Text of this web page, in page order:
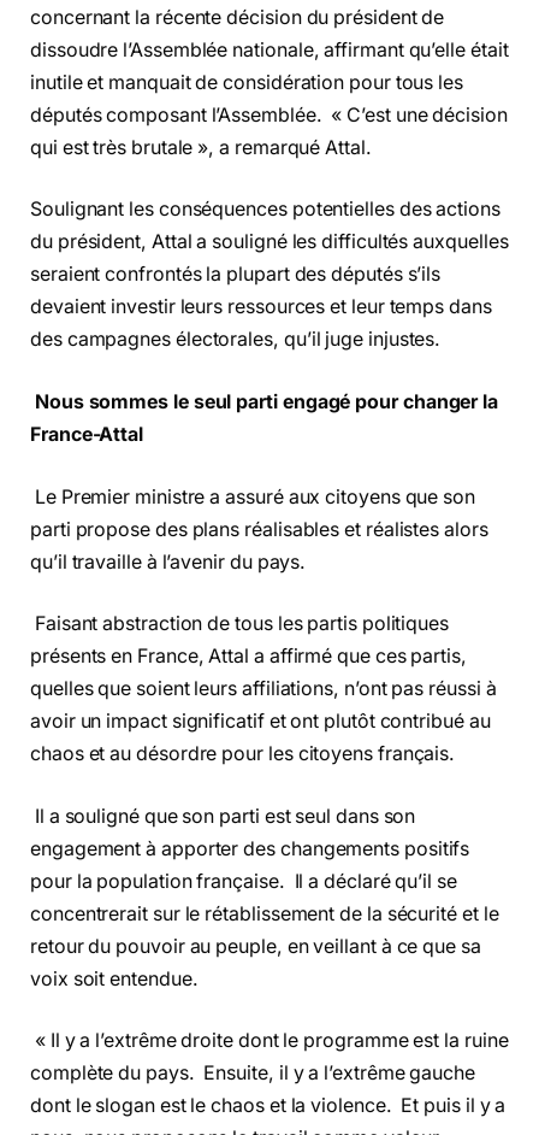
concernant la récente décision du président de
dissoudre l’Assemblée nationale, affirmant qu’elle était
inutile et manquait de considération pour tous les
députés composant l’Assemblée. « C’est une décision
qui est très brutale », a remarqué Attal.
Soulignant les conséquences potentielles des actions
du président, Attal a souligné les difficultés auxquelles
seraient confrontés la plupart des députés s’ils
devaient investir leurs ressources et leur temps dans
des campagnes électorales, qu’il juge injustes.
Nous sommes le seul parti engagé pour changer la
France-Attal
Le Premier ministre a assuré aux citoyens que son
parti propose des plans réalisables et réalistes alors
qu’il travaille à l’avenir du pays.
Faisant abstraction de tous les partis politiques
présents en France, Attal a affirmé que ces partis,
quelles que soient leurs affiliations, n’ont pas réussi à
avoir un impact significatif et ont plutôt contribué au
chaos et au désordre pour les citoyens français.
Il a souligné que son parti est seul dans son
engagement à apporter des changements positifs
pour la population française. Il a déclaré qu’il se
concentrerait sur le rétablissement de la sécurité et le
retour du pouvoir au peuple, en veillant à ce que sa
voix soit entendue.
« Il y a l’extrême droite dont le programme est la ruine
complète du pays. Ensuite, il y a l’extrême gauche
dont le slogan est le chaos et la violence. Et puis il y a